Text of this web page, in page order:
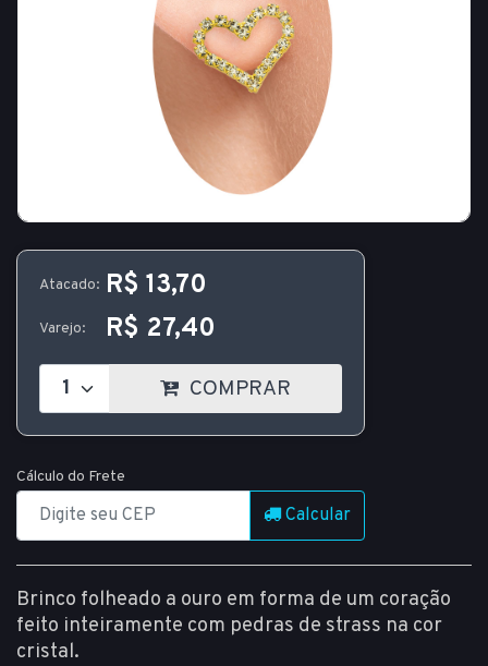
Atacado: R$ 13,70
Varejo: R$ 27,40
COMPRAR
Cálculo do Frete
Calcular
Brinco folheado a ouro em forma de um coração
feito inteiramente com pedras de strass na cor
cristal.